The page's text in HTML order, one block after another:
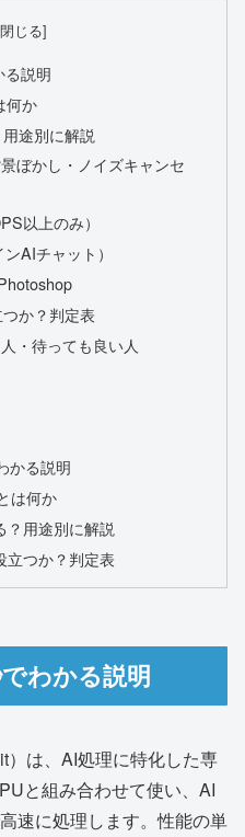
説明
何か
途別に解説
ぼかし・ノイズキャンセ
以上のみ）
AIチャット）
か？判定表
・待っても良い人
かる説明
は何か
用途別に解説
立つか？判定表
わかる説明
は、AI処理に特化した専
と組み合わせて使い、AI
速に処理します。性能の単